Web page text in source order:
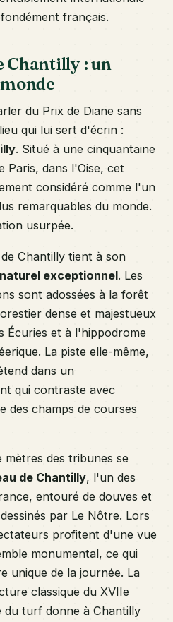
français.
Chantilly : un
du Prix de Diane sans
qui lui sert d'écrin :
. Situé à une cinquantaine
Paris, dans l'Oise, cet
considéré comme l'un
remarquables du monde.
usurpée.
Chantilly tient à son
exceptionnel. Les
sont adossées à la forêt
dense et majestueux
Écuries et à l'hippodrome
La piste elle-même,
dans un
qui contraste avec
des champs de courses
mètres des tribunes se
de Chantilly, l'un des
entouré de douves et
par Le Nôtre. Lors
profitent d'une vue
monumental, ce qui
unique de la journée. La
classique du XVIIe
du turf donne à Chantilly